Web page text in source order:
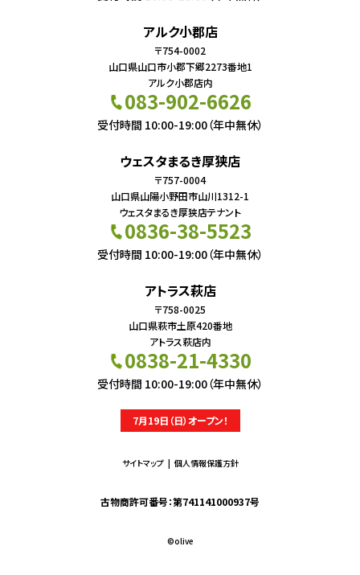
アルク小郡店
〒754-0002
山口県山口市小郡下郷2273番地1
アルク小郡店内
083-902-6626
受付時間 10:00-19:00（年中無休）
ウェスタまるき厚狭店
〒757-0004
山口県山陽小野田市山川1312-1
ウェスタまるき厚狭店テナント
0836-38-5523
受付時間 10:00-19:00（年中無休）
アトラス萩店
〒758-0025
山口県萩市土原420番地
アトラス萩店内
0838-21-4330
受付時間 10:00-19:00（年中無休）
7月19日（日）オープン！
サイトマップ 個人情報保護方針
古物商許可番号：第741141000937号
©︎olive